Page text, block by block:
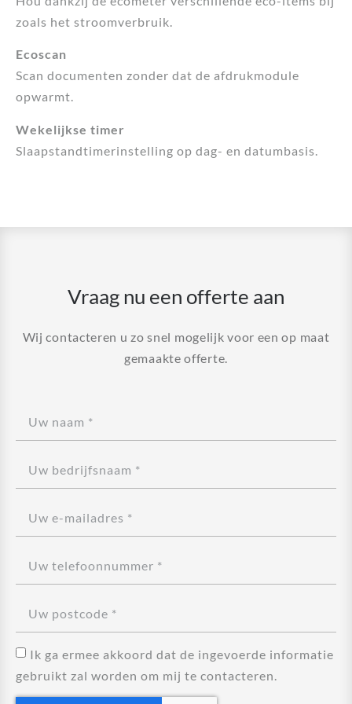
zoals het stroomverbruik.
Ecoscan
Scan documenten zonder dat de afdrukmodule
opwarmt.
Wekelijkse timer
Slaapstandtimerinstelling op dag- en datumbasis.
Vraag nu een offerte aan
Wij contacteren u zo snel mogelijk voor een op maat
gemaakte offerte.
Ik ga ermee akkoord dat de ingevoerde informatie
gebruikt zal worden om mij te contacteren.